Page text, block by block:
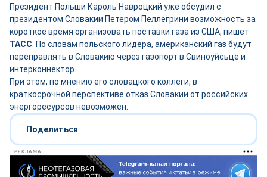
Президент Польши Кароль Навроцкий уже обсудил с
президентом Словакии Петером Пеллегрини возможность за
короткое время организовать поставки газа из США, пишет
ТАСС . По словам польского лидера, американский газ будут
переправлять в Словакию через газопорт в Свиноуйсьце и
интерконнектор.
При этом, по мнению его словацкого коллеги, в
краткосрочной перспективе отказ Словакии от российских
энергоресурсов невозможен.
Поделиться
РЕКЛАМА